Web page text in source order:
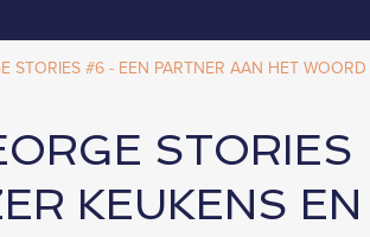
STORIES #6 - EEN PARTNER AAN HET WOORD
STORIES
KEUKENS EN